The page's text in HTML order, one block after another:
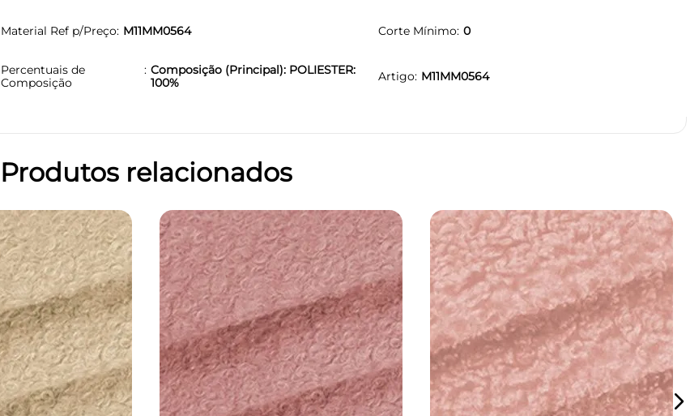
Material Ref p/Preço M11MM0564 Corte Mínimo 0
Percentuais de
Composição
Composição (Principal): POLIESTER:
100%
Artigo M11MM0564
Produtos relacionados